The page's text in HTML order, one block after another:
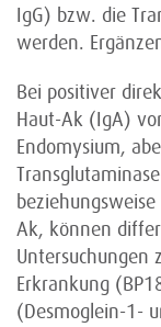
IgG) bzw. die
werden.
Bei positiver
Haut-Ak (IgA)
Endomysium,
Ak, können
Untersuchungen
Erkrankung
(Desmoglein-1-